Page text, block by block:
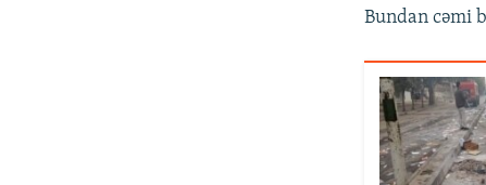
Bundan cəmi